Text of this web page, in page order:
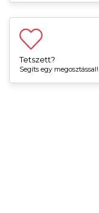
Tetszett?
Segíts egy megosztással!